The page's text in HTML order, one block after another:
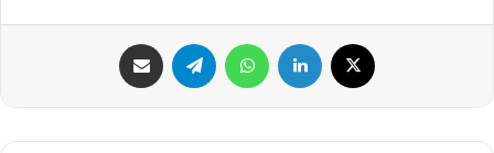
ایکس لینکداین تلگرام